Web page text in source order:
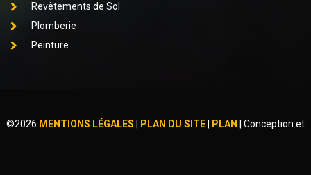
Revêtements de Sol
Plomberie
Peinture
©2026 MENTIONS LÉGALES PLAN DU SITE PLAN Conception et